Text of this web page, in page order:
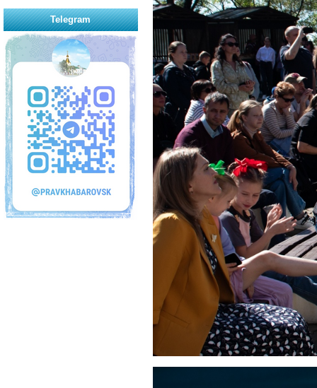
Telegram